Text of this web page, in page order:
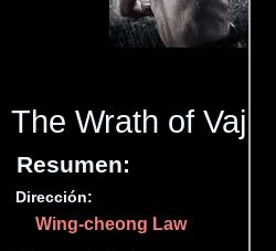
The Wrath of Vajra
Resumen:
Dirección:
Wing-cheong Law